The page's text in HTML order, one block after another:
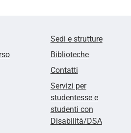
Sedi e strutture
Biblioteche
Contatti
Servizi per
studentesse e
studenti con
Disabilità/DSA